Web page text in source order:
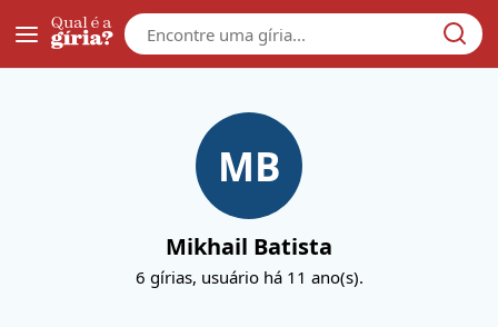
Galera
MB
Mikhail Batista
6 gírias, usuário há 11 ano(s).